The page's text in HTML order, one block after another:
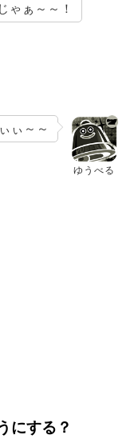
ゃぁ～～！
ゆうべる
ぃ～～
にする？